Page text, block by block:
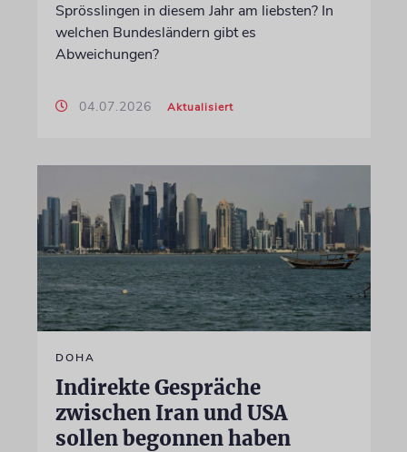
Sprösslingen in diesem Jahr am liebsten? In
welchen Bundesländern gibt es
Abweichungen?
04.07.2026 Aktualisiert
DOHA
Indirekte Gespräche
zwischen Iran und USA
sollen begonnen haben